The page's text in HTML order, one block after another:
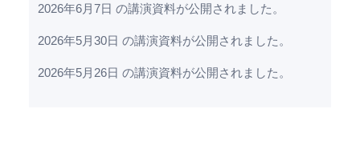
2026年6月7日 の講演資料が公開されました。
2026年5月30日 の講演資料が公開されました。
2026年5月26日 の講演資料が公開されました。